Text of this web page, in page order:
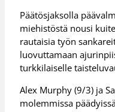
Päätösjaksolla
miehistöstä nousi
rautaisia työn
luovuttamaan
turkkilaiselle
Alex Murphy (9/3) ja
molemmissa